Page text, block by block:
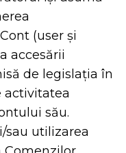
(user și
accesării
de legislația în
activitatea
său.
sau utilizarea